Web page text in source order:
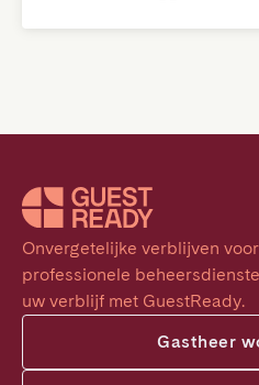
Onvergetelijke verblijven
professionele
uw verblijf met GuestReady.
Gastheer